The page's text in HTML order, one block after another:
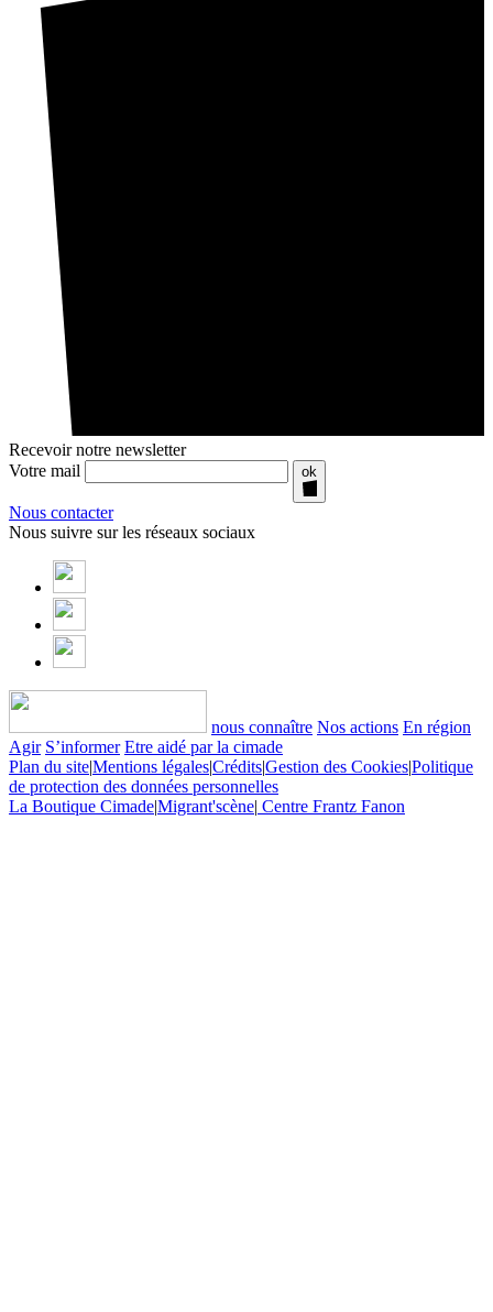
Recevoir notre newsletter
Votre mail
ok
Nous contacter
Nous suivre sur les réseaux sociaux
nous connaître Nos actions En région
Agir S’informer Etre aidé par la cimade
Plan du site|Mentions légales|Crédits|Gestion des Cookies|Politique
de protection des données personnelles
La Boutique Cimade|Migrant'scène| Centre Frantz Fanon